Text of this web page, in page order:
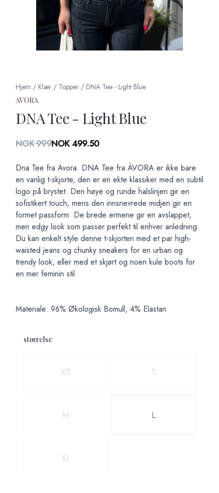
Hjem / Klær / Topper / DNA Tee - Light Blue
AVORA
DNA Tee - Light Blue
Produktdetaljer
NOK 999NOK 499.50
Description
Dna Tee fra Avora. DNA Tee fra ÀVORA er ikke bare
en vanlig t-skjorte, den er en ekte klassiker med en subtil
logo på brystet. Den høye og runde halslinjen gir en
sofistikert touch, mens den innsnevrede midjen gir en
formet passform. De brede ermene gir en avslappet,
men edgy look som passer perfekt til enhver anledning.
Du kan enkelt style denne t-skjorten med et par high-
waisted jeans og chunky sneakers for en urban og
trendy look, eller med et skjørt og noen kule boots for
en mer feminin stil.
Materiale: 96% Økologisk Bomull, 4% Elastan
størrelse
XS S
M L
XL